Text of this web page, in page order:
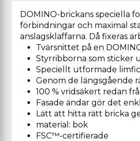
DOMINO-brickans speciella
förbindningar och maximal
anslagsklaffarna. Då fixeras
Tvärsnittet på en
Styrribborna som sticker
Speciellt utformade
Genom de längsgående
100 % vridsäkert redan
Fasade ändar gör det
Lätt att hitta rätt bricka
material: bok
FSC™-certifierade